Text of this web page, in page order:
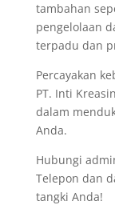
tambahan
pengelolaan
terpadu dan
Percayakan
PT. Inti
dalam
Anda.
Hubungi
Telepon dan
tangki Anda!